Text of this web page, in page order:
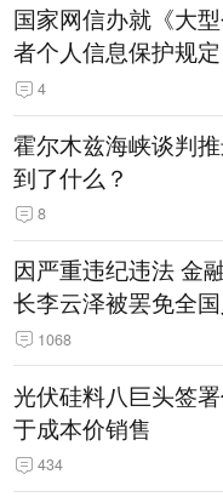
国家网信办就《大
者个人信息保护规
稿）》公开征求意见
4
霍尔木兹海峡谈判
到了什么？
8
因严重违纪违法 金
长李云泽被罢免全
1068
光伏硅料八巨头签
于成本价销售
434